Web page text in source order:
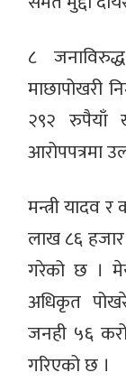
८
माछापोखरी
२९२ रुपैयाँ
आरोपपत्रमा
मन्त्री यादव
लाख ८६ हजार
गरेको छ ।
अधिकृत
जनही ५६
गरिएको छ ।